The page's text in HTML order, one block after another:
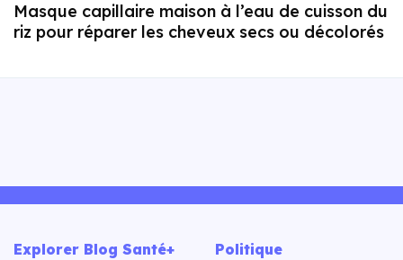
Masque capillaire maison à l’eau de cuisson du
riz pour réparer les cheveux secs ou décolorés
Explorer Blog Santé+ Politique